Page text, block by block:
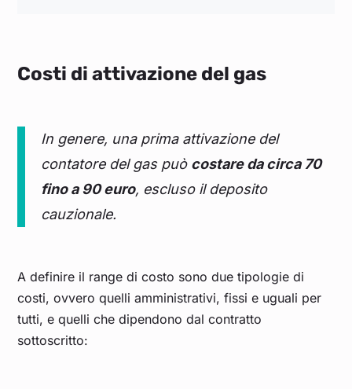
Costi di attivazione del gas
In genere, una prima attivazione del
contatore del gas può costare da circa 70
fino a 90 euro, escluso il deposito
cauzionale.
A definire il range di costo sono due tipologie di
costi, ovvero quelli amministrativi, fissi e uguali per
tutti, e quelli che dipendono dal contratto
sottoscritto: